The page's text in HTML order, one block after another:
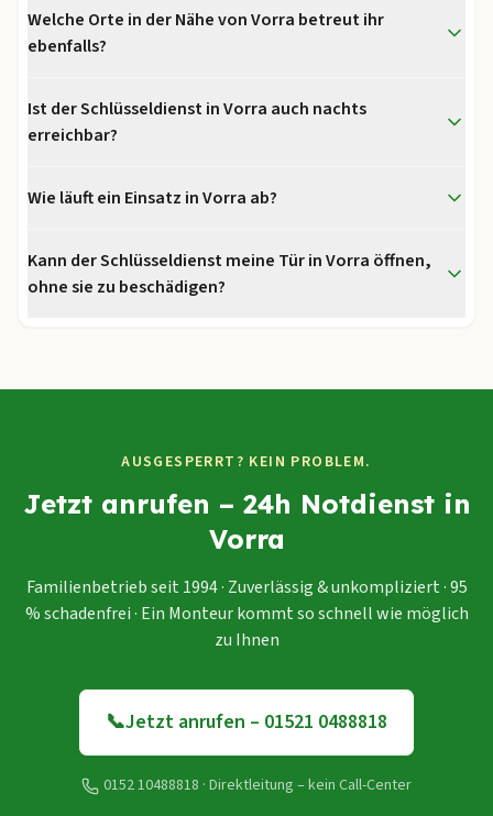
Welche Orte in der Nähe von Vorra betreut ihr
ebenfalls?
Ist der Schlüsseldienst in Vorra auch nachts
erreichbar?
Wie läuft ein Einsatz in Vorra ab?
Kann der Schlüsseldienst meine Tür in Vorra öffnen,
ohne sie zu beschädigen?
AUSGESPERRT? KEIN PROBLEM.
Jetzt anrufen – 24h Notdienst in
Vorra
Familienbetrieb seit 1994 · Zuverlässig & unkompliziert · 95
% schadenfrei · Ein Monteur kommt so schnell wie möglich
zu Ihnen
📞Jetzt anrufen – 01521 0488818
0152 10488818 · Direktleitung – kein Call-Center